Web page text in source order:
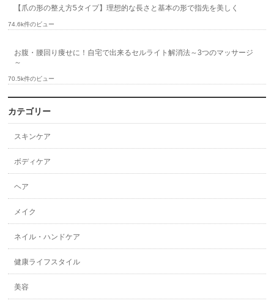
【爪の形の整え方5タイプ】理想的な長さと基本の形で指先を美しく
74.6k件のビュー
お腹・腰回り痩せに！自宅で出来るセルライト解消法～3つのマッサージ
～
70.5k件のビュー
カテゴリー
スキンケア
ボディケア
ヘア
メイク
ネイル・ハンドケア
健康ライフスタイル
美容